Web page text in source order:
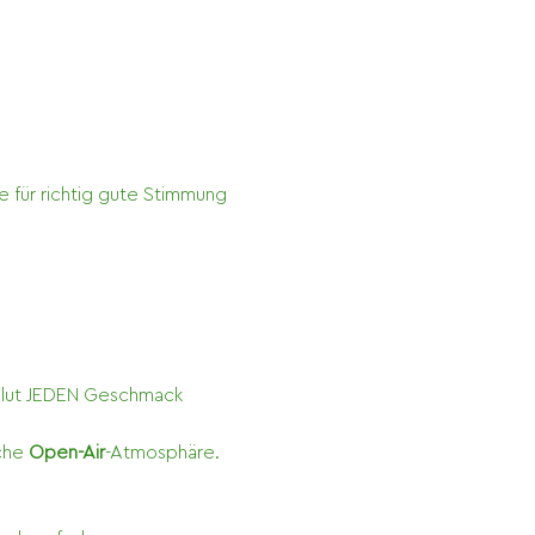
für richtig gute Stimmung
JEDEN Geschmack
Open-Air-Atmosphäre.